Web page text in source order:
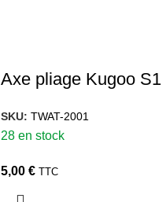
Axe pliage Kugoo S1
SKU: TWAT-2001
28 en stock
5,00 € TTC